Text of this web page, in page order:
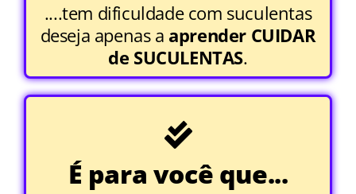
....tem dificuldade com suculentas
deseja apenas a aprender CUIDAR
de SUCULENTAS.
É para você que...